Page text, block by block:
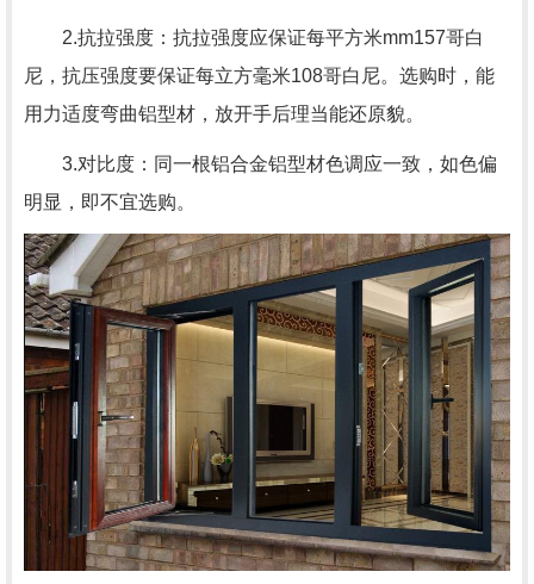
2.抗拉强度：抗拉强度应保证每平方米mm157哥白
尼，抗压强度要保证每立方毫米108哥白尼。选购时，能
用力适度弯曲铝型材，放开手后理当能还原貌。
3.对比度：同一根铝合金铝型材色调应一致，如色偏
明显，即不宜选购。